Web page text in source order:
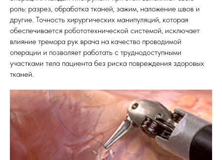
роль: разрез, обработка тканей, зажим, наложение швов и
другие. Точность хирургических манипуляций, которая
обеспечивается робототехнической системой, исключает
влияние тремора рук врача на качество проводимой
операции и позволяет работать с труднодоступными
участками тела пациента без риска повреждения здоровых
тканей.